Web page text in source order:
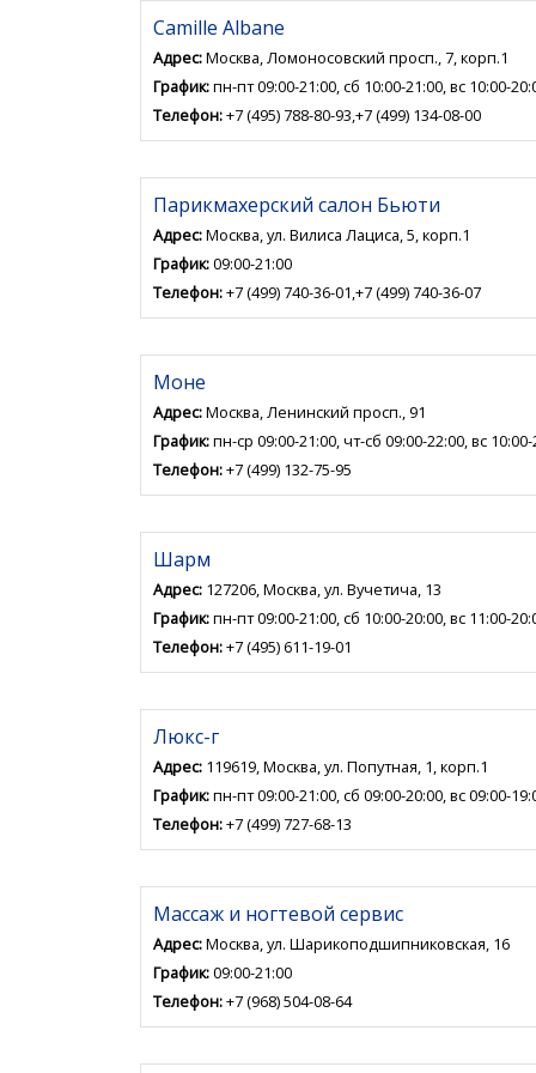
Camille Albane
Адрес:Москва, Ломоносовский просп., 7, корп.1
График:пн-пт 09:00-21:00, сб 10:00-21:00, вс 10:00-
Телефон:+7 (495) 788-80-93,+7 (499) 134-08-00
Парикмахерский салон Бьюти
Адрес:Москва, ул. Вилиса Лациса, 5, корп.1
График:09:00-21:00
Телефон:+7 (499) 740-36-01,+7 (499) 740-36-07
Моне
Адрес:Москва, Ленинский просп., 91
График:пн-ср 09:00-21:00, чт-сб 09:00-22:00, вс
Телефон:+7 (499) 132-75-95
Шарм
Адрес: 127206, Москва, ул. Вучетича, 13
График:пн-пт 09:00-21:00, сб 10:00-20:00, вс 11:00-
Телефон:+7 (495) 611-19-01
Люкс-г
Адрес: 119619, Москва, ул. Попутная, 1, корп.1
График:пн-пт 09:00-21:00, сб 09:00-20:00, вс 09:00-
Телефон:+7 (499) 727-68-13
Массаж и ногтевой сервис
Адрес:Москва, ул. Шарикоподшипниковская, 16
График:09:00-21:00
Телефон:+7 (968) 504-08-64